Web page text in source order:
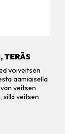
TERÄS
voiveitsen
aamiaisella
veitsen
veitsen